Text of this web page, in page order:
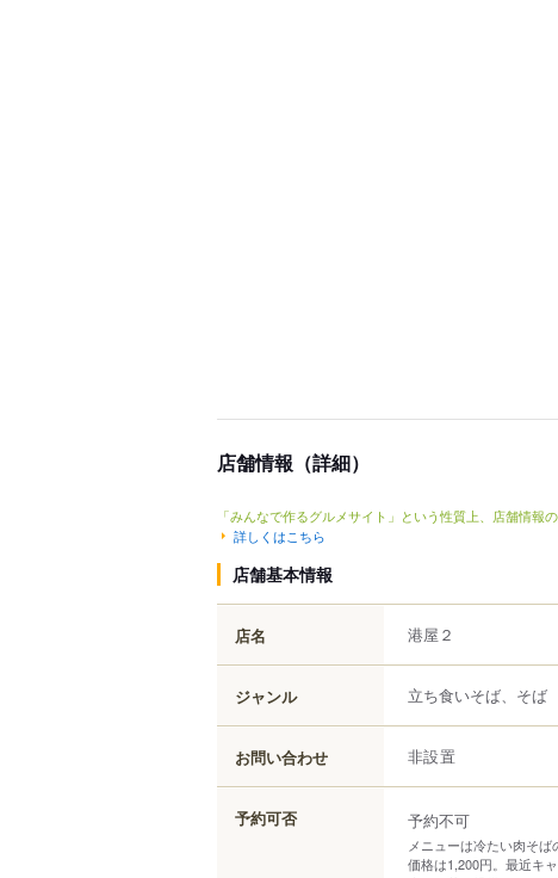
店舗情報（詳細）
「みんなで作るグルメサイト」という性質上、店舗情報
詳しくはこちら
店舗基本情報
店名 港屋２
ジャンル 立ち食いそば、そば
お問い合わせ 非設置
予約可否 予約不可
メニューは冷たい肉そば
価格は1,200円。最近キ